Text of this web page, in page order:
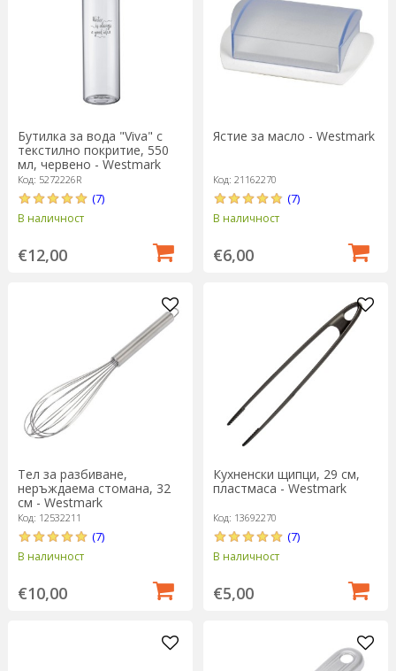
Бутилка за вода "Viva" с
текстилно покритие, 550
мл, червено - Westmark
Код: 5272226R
(7)
В наличност
€12,00
Ястие за масло - Westmark
Код: 21162270
(7)
В наличност
€6,00
Тел за разбиване,
неръждаема стомана, 32
см - Westmark
Код: 12532211
(7)
В наличност
€10,00
Кухненски щипци, 29 см,
пластмаса - Westmark
Код: 13692270
(7)
В наличност
€5,00